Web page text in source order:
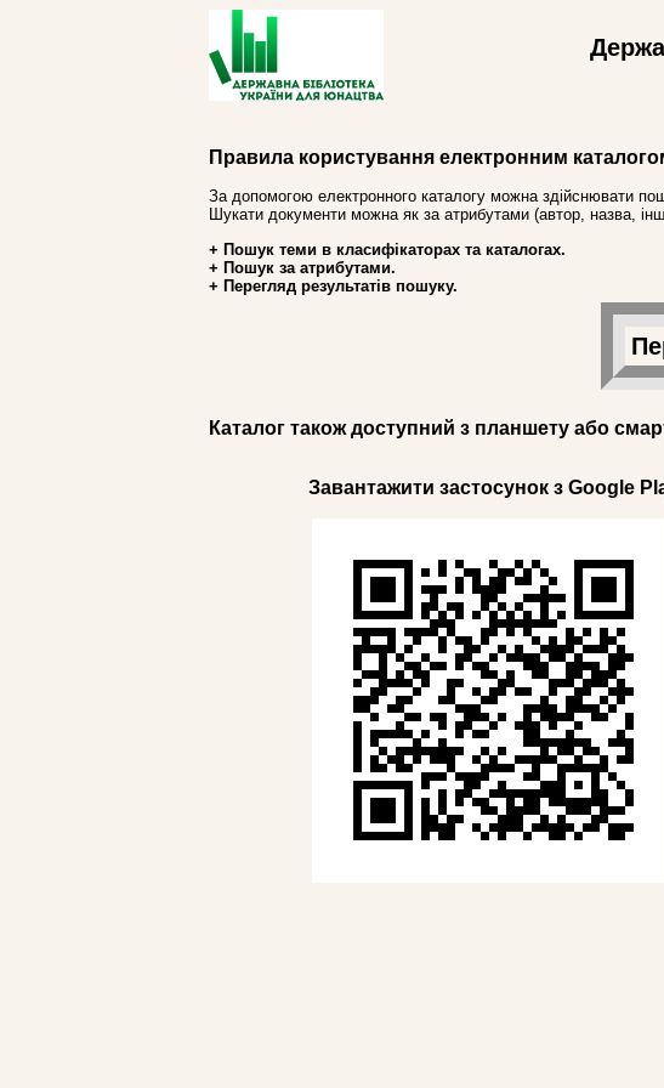
Правила користування електронним
За допомогою електронного каталогу можна здійснювати
Шукати документи можна як за атрибутами (автор, назва,
+ Пошук теми в класифікаторах та каталогах.
+ Пошук за атрибутами.
+ Перегляд результатів пошуку.
Каталог також доступний з планшету або
Завантажити застосунок з Google